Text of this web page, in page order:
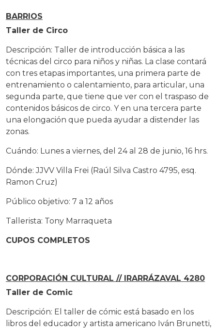
BARRIOS
Taller de Circo
Descripción: Taller de introducción básica a las
técnicas del circo para niños y niñas. La clase contará
con tres etapas importantes, una primera parte de
entrenamiento o calentamiento, para articular, una
segunda parte, que tiene que ver con el traspaso de
contenidos básicos de circo. Y en una tercera parte
una elongación que pueda ayudar a distender las
zonas.
Cuándo: Lunes a viernes, del 24 al 28 de junio, 16 hrs.
Dónde: JJVV Villa Frei (Raúl Silva Castro 4795, esq.
Ramon Cruz)
Público objetivo: 7 a 12 años
Tallerista: Tony Marraqueta
CUPOS COMPLETOS
CORPORACIÓN CULTURAL // IRARRÁZAVAL 4280
Taller de Comic
Descripción: El taller de cómic está basado en los
libros del educador y artista americano Iván Brunetti,